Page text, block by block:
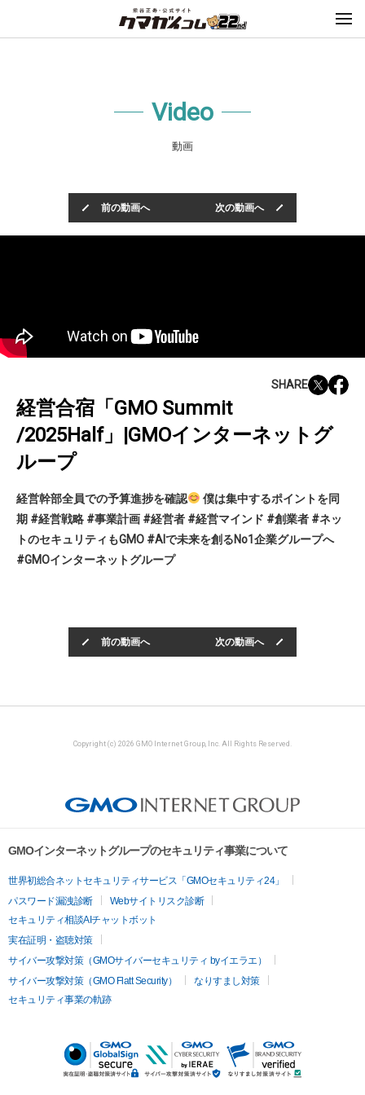
Video
動画
前の動画へ 次の動画へ
経営合宿「GMO Summit
/2025Half」|GMOインターネットグ
ループ
SHARE
経営幹部全員での予算進捗を確認
僕は集中するポイントを同
期 #経営戦略 #事業計画 #経営者 #経営マインド #創業者 #ネッ
トのセキュリティもGMO #AIで未来を創るNo1企業グループへ
#GMOインターネットグループ
前の動画へ 次の動画へ
Copyright (c) 2026 GMO Internet Group, Inc. All Rights Reserved.
GMOインターネットグループのセキュリティ事業について
世界初総合ネットセキュリティサービス「GMOセキュリティ24」
パスワード漏洩診断
Webサイトリスク診断
セキュリティ相談AIチャットボット
実在証明・盗聴対策
サイバー攻撃対策（GMOサイバーセキュリティ byイエラエ）
サイバー攻撃対策（GMO Flatt Security）
なりすまし対策
セキュリティ事業の軌跡